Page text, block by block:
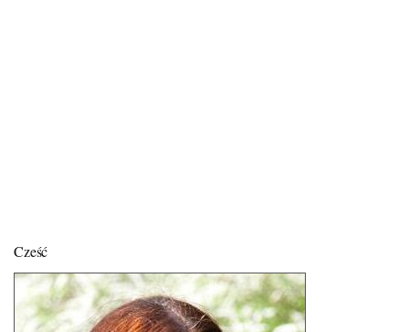
Cześć